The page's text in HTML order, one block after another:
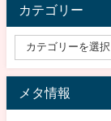
カテゴリー
メタ情報